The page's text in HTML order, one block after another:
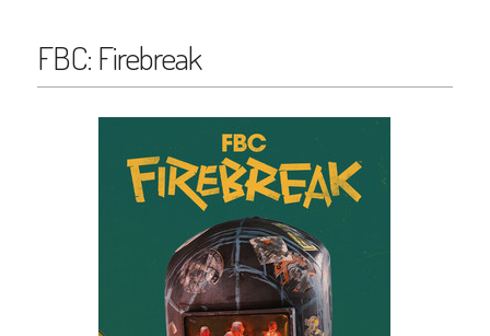
FBC: Firebreak